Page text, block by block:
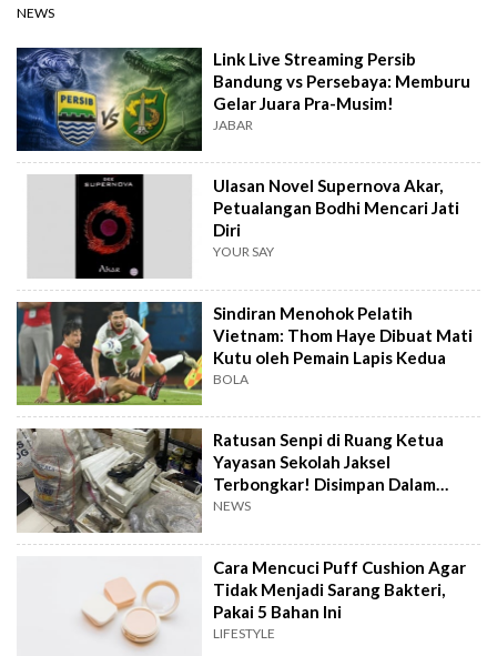
NEWS
Link Live Streaming Persib
Bandung vs Persebaya: Memburu
Gelar Juara Pra-Musim!
JABAR
Ulasan Novel Supernova Akar,
Petualangan Bodhi Mencari Jati
Diri
YOUR SAY
Sindiran Menohok Pelatih
Vietnam: Thom Haye Dibuat Mati
Kutu oleh Pemain Lapis Kedua
BOLA
Ratusan Senpi di Ruang Ketua
Yayasan Sekolah Jaksel
Terbongkar! Disimpan Dalam
Karung dan Styrofoam
NEWS
Cara Mencuci Puff Cushion Agar
Tidak Menjadi Sarang Bakteri,
Pakai 5 Bahan Ini
LIFESTYLE